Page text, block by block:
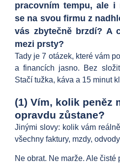
pracovním tempu, ale i
se na svou firmu z
vás zbytečně brzdí? A
mezi prsty?
Tady je 7 otázek, které vám
a financích jasno. Bez
Stačí tužka, káva a 15 minut
(1) Vím, kolik peněz
opravdu zůstane?
Jinými slovy: kolik vám
všechny faktury, mzdy,
Ne obrat. Ne marže. Ale čisté